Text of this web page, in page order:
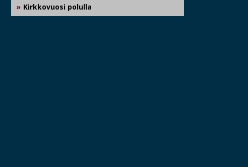
Kirkkovuosi polulla